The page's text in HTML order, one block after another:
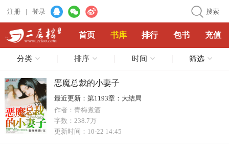
注册 | 登录 搜索
首页 书库 排行 包书 充值
分类 排序 时间 筛选
恶魔总裁的小妻子
最近更新： 第1193章：大结局
作者： 青梅煮酒
字数： 238.7万
更新时间： 10-22 14:45